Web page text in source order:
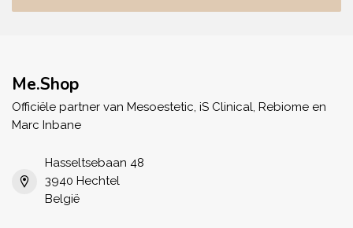
Me.Shop
Officiële partner van Mesoestetic, iS Clinical, Rebiome en
Marc Inbane
Hasseltsebaan 48
3940 Hechtel
België